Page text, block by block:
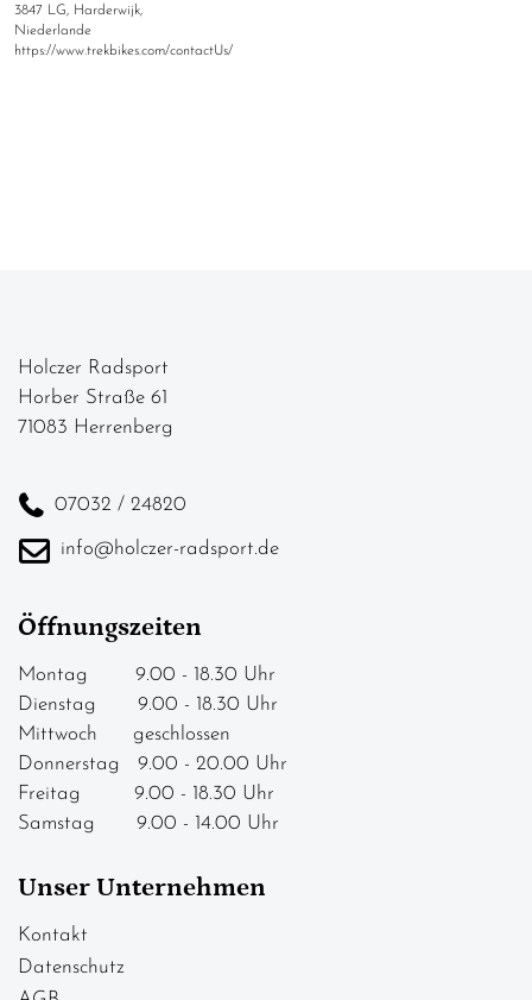
3847 LG, Harderwijk,
Niederlande
https://www.trekbikes.com/contactUs/
Holczer Radsport
Horber Straße 61
71083 Herrenberg
07032 / 24820
info@holczer-radsport.de
Öffnungszeiten
Montag 9.00 - 18.30 Uhr
Dienstag 9.00 - 18.30 Uhr
Mittwoch geschlossen
Donnerstag 9.00 - 20.00 Uhr
Freitag 9.00 - 18.30 Uhr
Samstag 9.00 - 14.00 Uhr
Unser Unternehmen
Kontakt
Datenschutz